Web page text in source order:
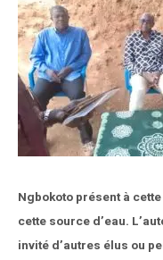
Ngbokoto présent à
cette source d’eau.
invité d’autres élus ou